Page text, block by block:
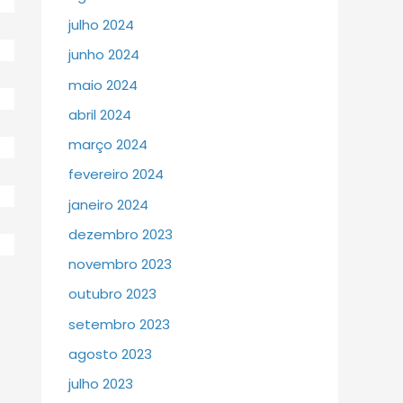
julho 2024
junho 2024
maio 2024
abril 2024
março 2024
fevereiro 2024
janeiro 2024
dezembro 2023
novembro 2023
outubro 2023
setembro 2023
agosto 2023
julho 2023